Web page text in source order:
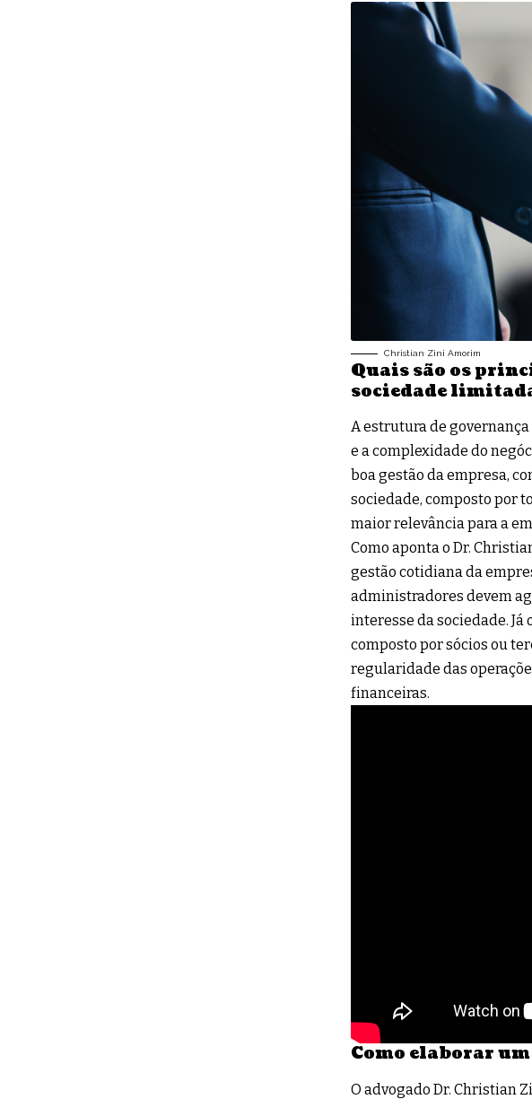
Christian Zini Amorim
Quais são os
sociedade
A estrutura de
e a complexidade do
boa gestão da empresa,
sociedade, composto por
maior relevância para a
Como aponta o Dr.
gestão cotidiana da
administradores devem
interesse da sociedade.
composto por sócios ou
regularidade das
financeiras.
Como elaborar
O advogado Dr. Christian